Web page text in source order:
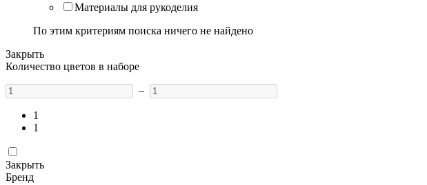
Материалы для рукоделия
По этим критериям поиска ничего не найдено
Закрыть
Количество цветов в наборе
–
1
1
Закрыть
Бренд